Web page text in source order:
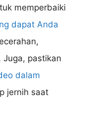
memperbaiki
dapat Anda
Juga, pastikan
dalam
jernih saat